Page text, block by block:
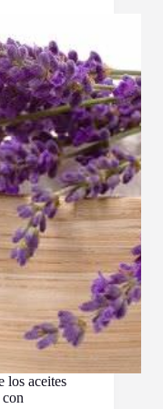
los aceites
con